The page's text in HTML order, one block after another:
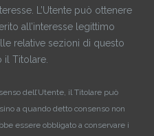
L’Utente può ottenere
all’interesse legittimo
relative sezioni di questo
Titolare.
dell’Utente, il Titolare può
a quando detto consenso non
essere obbligato a conservare i